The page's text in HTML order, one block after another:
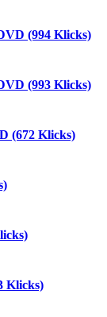
(994 Klicks)
(993 Klicks)
(672 Klicks)
Klicks)